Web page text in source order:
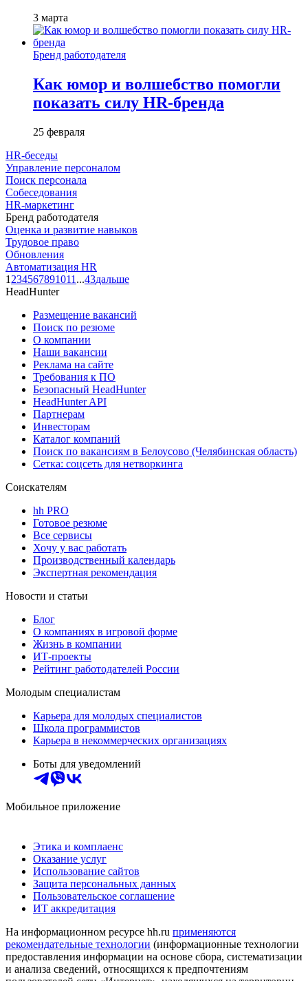
3 марта
Бренд работодателя
Как юмор и волшебство помогли
показать силу HR-бренда
25 февраля
HR-беседы
Управление персоналом
Поиск персонала
Собеседования
HR-маркетинг
Бренд работодателя
Оценка и развитие навыков
Трудовое право
Обновления
Автоматизация HR
1 234567891011 ...43дальше
HeadHunter
Размещение вакансий
Поиск по резюме
О компании
Наши вакансии
Реклама на сайте
Требования к ПО
Безопасный HeadHunter
HeadHunter API
Партнерам
Инвесторам
Каталог компаний
Поиск по вакансиям в Белоусово (Челябинская область)
Сетка: соцсеть для нетворкинга
Соискателям
hh PRO
Готовое резюме
Все сервисы
Хочу у вас работать
Производственный календарь
Экспертная рекомендация
Новости и статьи
Блог
О компаниях в игровой форме
Жизнь в компании
ИТ-проекты
Рейтинг работодателей России
Молодым специалистам
Карьера для молодых специалистов
Школа программистов
Карьера в некоммерческих организациях
Боты для уведомлений
Мобильное приложение
Этика и комплаенс
Оказание услуг
Использование сайтов
Защита персональных данных
Пользовательское соглашение
ИТ аккредитация
На информационном ресурсе hh.ru применяются
рекомендательные технологии (информационные технологии
предоставления информации на основе сбора, систематизации
и анализа сведений, относящихся к предпочтениям